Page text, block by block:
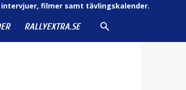
filmer samt tävlingskalender.
RALLYEXTRA.SE